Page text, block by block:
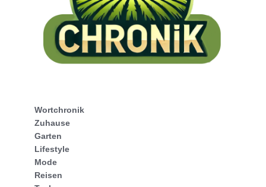
Wortchronik
Zuhause
Garten
Lifestyle
Mode
Reisen